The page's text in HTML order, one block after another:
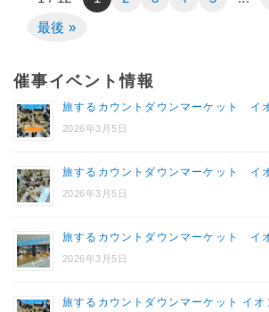
最後 »
催事イベント情報
旅するカウントダウンマーケット イ
2026年3月5日
旅するカウントダウンマーケット イ
2026年3月5日
旅するカウントダウンマーケット イ
2026年3月5日
旅するカウントダウンマーケット イオ